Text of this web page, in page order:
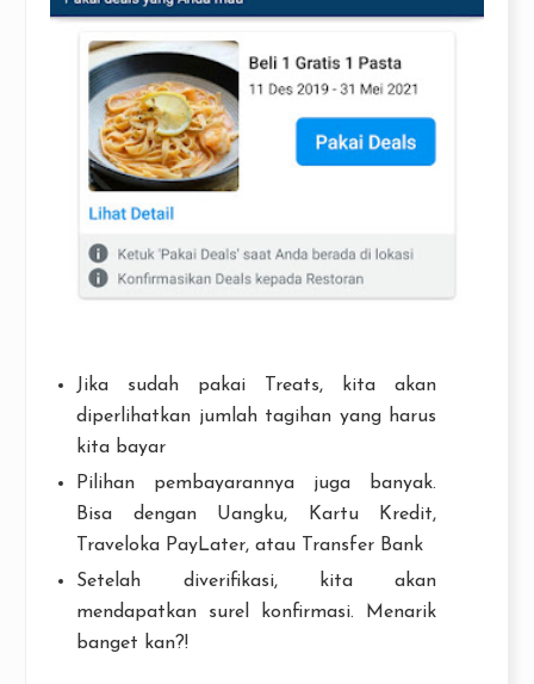
Jika sudah pakai Treats, kita akan
diperlihatkan jumlah tagihan yang harus
kita bayar
Pilihan pembayarannya juga banyak.
Bisa dengan Uangku, Kartu Kredit,
Traveloka PayLater, atau Transfer Bank
Setelah diverifikasi, kita akan
mendapatkan surel konfirmasi. Menarik
banget kan?!